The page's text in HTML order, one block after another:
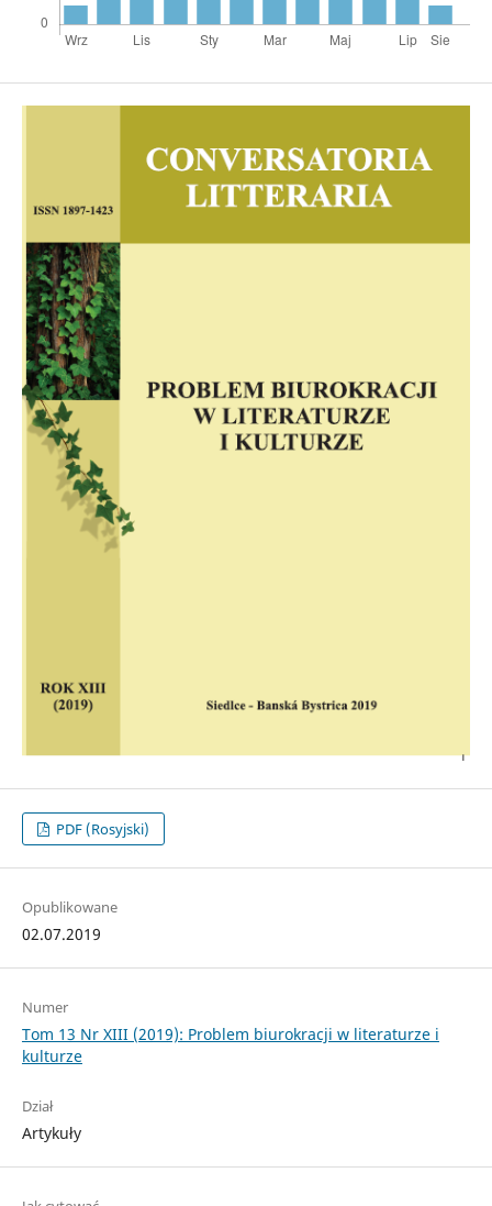
PDF (Rosyjski)
Opublikowane
02.07.2019
Numer
Tom 13 Nr XIII (2019): Problem biurokracji w literaturze i
kulturze
Dział
Artykuły